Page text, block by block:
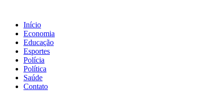
conteúdo
Início
Economia
Educação
Esportes
Polícia
Política
Saúde
Contato